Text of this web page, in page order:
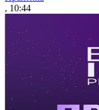
, 10:44